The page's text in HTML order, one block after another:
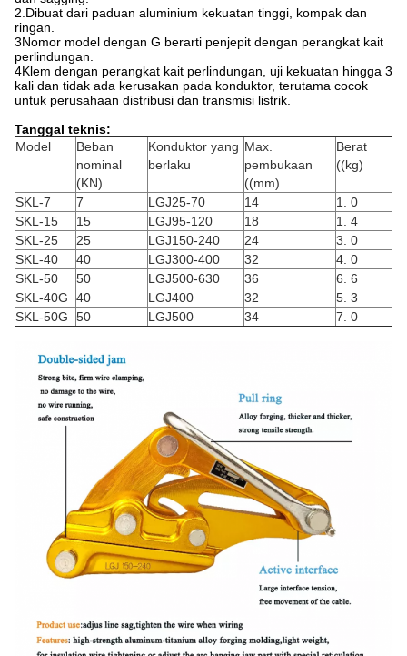
2. Dibuat dari paduan aluminium kekuatan tinggi, kompak dan
ringan.
3Nomor model dengan G berarti penjepit dengan perangkat kait
perlindungan.
4Klem dengan perangkat kait perlindungan, uji kekuatan hingga 3
kali dan tidak ada kerusakan pada konduktor, terutama cocok
untuk perusahaan distribusi dan transmisi listrik.
Tanggal teknis:
Model
Beban
nominal
(KN)
Konduktor yang
berlaku
Max.
pembukaan
((mm)
Berat
((kg)
SKL-7 7 LGJ25-70 14
1. 0
SKL-15
15 LGJ95-120 18
1. 4
SKL-25
25 LGJ150-240 24
3. 0
SKL-40
40 LGJ300-400 32
4. 0
SKL-50
50 LGJ500-630 36
6. 6
SKL-40G
40 LGJ400 32
5. 3
SKL-50G
50 LGJ500 34 7. 0